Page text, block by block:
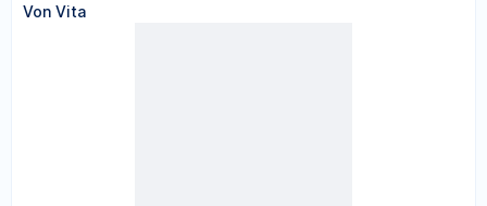
Von Vita